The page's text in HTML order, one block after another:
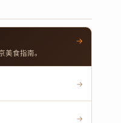
美食指南。
→
→
→